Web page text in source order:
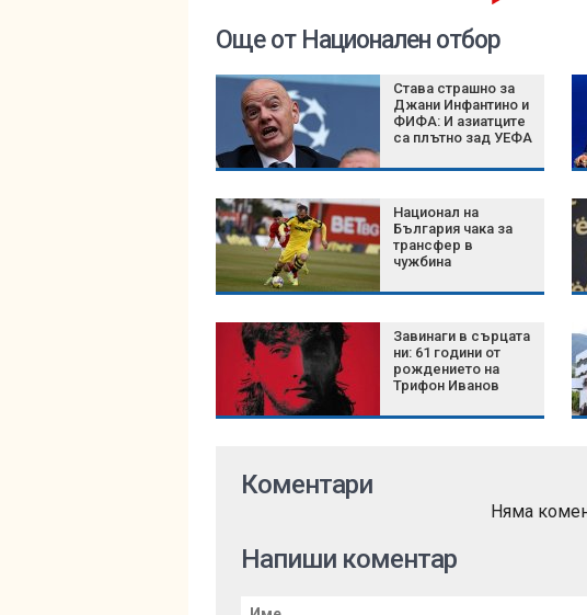
Още от Национален отбор
Става страшно за
Джани Инфантино и
ФИФА: И азиатците
са плътно зад УЕФА
Национал на
България чака за
трансфер в
чужбина
Завинаги в сърцата
ни: 61 години от
рождението на
Трифон Иванов
Коментари
Няма
Напиши коментар